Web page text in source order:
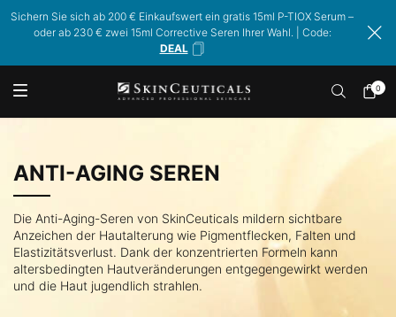
Sichern Sie sich ab 200 € Einkaufswert ein gratis 15ml P-TIOX Serum –
oder ab 230 € zwei 15ml Corrective Seren Ihrer Wahl. | Code:
DEAL
Mein
0
0
ANTI-AGING SEREN
Die Anti-Aging-Seren von SkinCeuticals mildern sichtbare
Anzeichen der Hautalterung wie Pigmentflecken, Falten und
Elastizitätsverlust. Dank der konzentrierten Formeln kann
altersbedingten Hautveränderungen entgegengewirkt werden
und die Haut jugendlich strahlen.